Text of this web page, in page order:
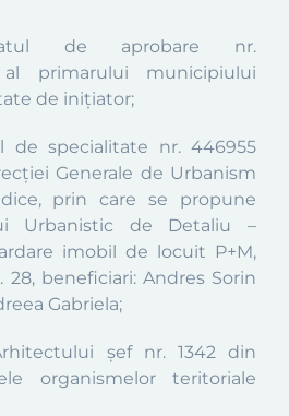
de aprobare nr.
al primarului municipiului
de inițiator;
de specialitate nr. 446955
Generale de Urbanism
prin care se propune
Urbanistic de Detaliu –
imobil de locuit P+M,
28, beneficiari: Andres Sorin
Gabriela;
șef nr. 1342 din
organismelor teritoriale